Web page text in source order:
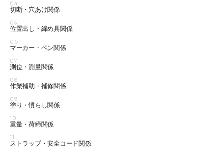
04
切断・穴あけ関係
05
位置出し・締め具関係
06
マーカー・ペン関係
07
測位・測量関係
08
作業補助・補修関係
09
塗り・慣らし関係
10
重量・荷締関係
11
ストラップ・安全コード関係